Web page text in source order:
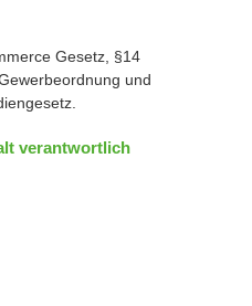
Gesetz, §14
und
verantwortlich